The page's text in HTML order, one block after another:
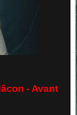
- Avant